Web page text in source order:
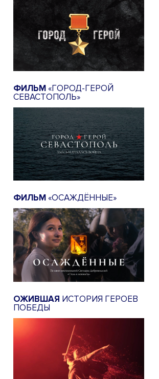
ФИЛЬМ«ГОРОД-ГЕРОЙ
СЕВАСТОПОЛЬ»
ФИЛЬМ«ОСАЖДЁННЫЕ»
ОЖИВШАЯ ИСТОРИЯ ГЕРОЕВ
ПОБЕДЫ